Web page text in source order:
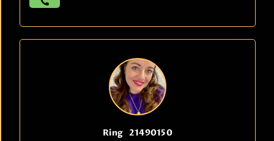
Ring 21490150